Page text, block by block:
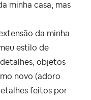
minha casa, mas
da minha
estilo de
objetos
novo (adoro
feitos por